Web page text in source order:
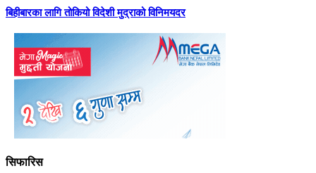
बिहीबारका लागि तोकियो विदेशी मुद्राको विनिमयदर
सिफारिस